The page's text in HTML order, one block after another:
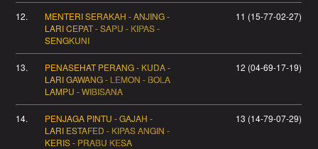
12.
MENTERI SERAKAH - ANJING -
LARI CEPAT - SAPU - KIPAS -
SENGKUNI
11 (15-77-02-27)
13.
PENASEHAT PERANG - KUDA -
LARI GAWANG - LEMON - BOLA
LAMPU - WIBISANA
12 (04-69-17-19)
14.
PENJAGA PINTU - GAJAH -
LARI ESTAFED - KIPAS ANGIN -
KERIS - PRABU KESA
13 (14-79-07-29)